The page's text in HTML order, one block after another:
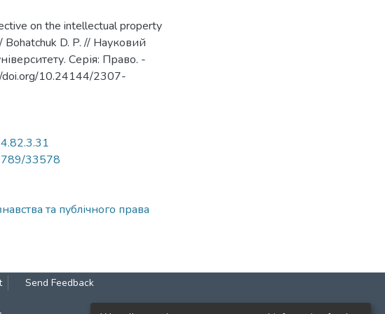
on the intellectual property
D. P. // Науковий
Серія: Право. -
10.24144/2307-
33578
та публічного права
Send Feedback